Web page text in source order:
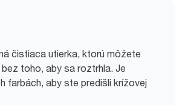
čistiaca utierka, ktorú môžete
toho, aby sa roztrhla. Je
farbách, aby ste predišli krížovej